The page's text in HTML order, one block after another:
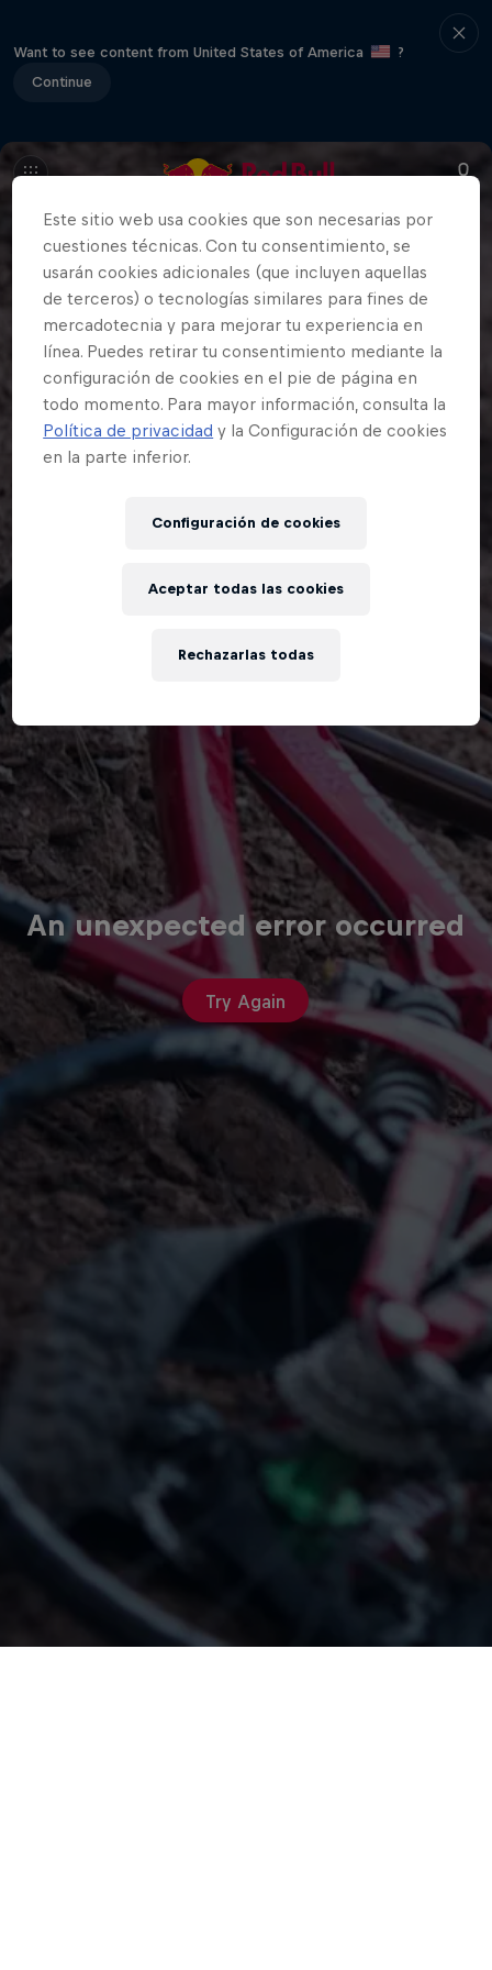
Want to see content from United States of America
?
Continue
An unexpected error occurred
Try Again
Este sitio web usa cookies que son necesarias por
cuestiones técnicas. Con tu consentimiento, se
usarán cookies adicionales (que incluyen aquellas
de terceros) o tecnologías similares para fines de
mercadotecnia y para mejorar tu experiencia en
línea. Puedes retirar tu consentimiento mediante la
configuración de cookies en el pie de página en
todo momento. Para mayor información, consulta la
Política de privacidad y la Configuración de cookies
en la parte inferior.
Configuración de cookies
Rechazarlas todas
Aceptar todas las cookies